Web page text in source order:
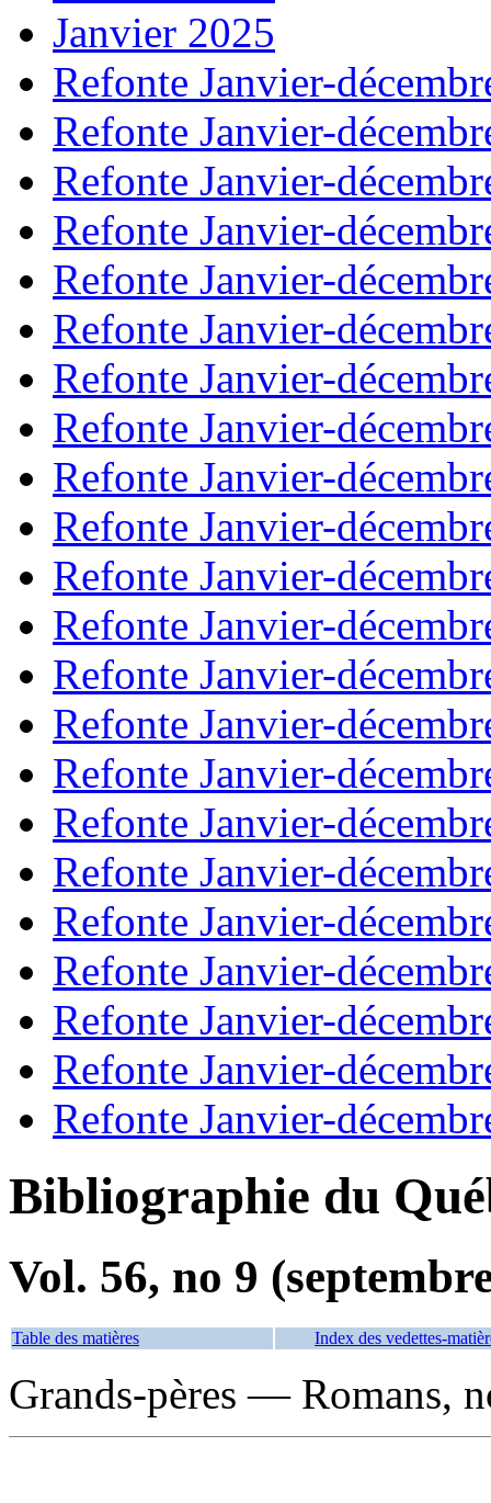
Janvier 2025
Refonte Janvier-
Refonte Janvier-
Refonte Janvier-
Refonte Janvier-
Refonte Janvier-
Refonte Janvier-
Refonte Janvier-
Refonte Janvier-
Refonte Janvier-
Refonte Janvier-
Refonte Janvier-
Refonte Janvier-
Refonte Janvier-
Refonte Janvier-
Refonte Janvier-
Refonte Janvier-
Refonte Janvier-
Refonte Janvier-
Refonte Janvier-
Refonte Janvier-
Refonte Janvier-
Refonte Janvier-
Bibliographie du
Vol. 56, no 9
Table des matières Index des vedettes-
Grands-pères — Romans,